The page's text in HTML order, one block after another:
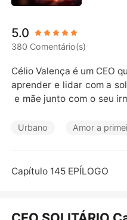
Baixar App
Bilionários
Contos Curtos
5.0
380 Comentário(s)
Célio Valença é um CEO
aprender e lidar com a
e mãe junto com o seu
amília mas a sua
ada de uma nova
to difícil do seu chefe
Urbano Amor a
Capítulo 145 EPÍLOGO